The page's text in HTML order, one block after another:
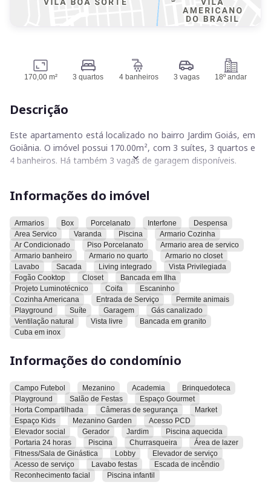
170,00 m² 3 quartos 4 banheiros 3 vagas 18º andar
Descrição
Este apartamento está localizado no bairro Jardim Goiás, em
Goiânia. O imóvel possui 170.00m², com 3 suítes, 3 quartos e
4 banheiros. Há também 3 vagas de garagem disponíveis.
armários na área de serviço, banheiro, cozinha, closet e
de cuba em inox e coifa. O imóvel também dispõe de box nos
banheiros, closet, despensa, entrada de serviço, escaninho e
fogão cooktop.
O sistema de gás é canalizado e o imóvel possui interfone,
lavabo e living integrado. A permissão para animais é
concedida. O apartamento conta com piscina, piso de
porcelanato, playground, projeto luminotécnico, sacada, suíte
e varanda. A ventilação é natural e a vista é livre.
para pessoas com deficiência, área de lazer, brinquedoteca,
elevador de serviço, elevador social, escada de incêndio,
espaço gourmet, espaço kids, sala de ginástica, gerador,
horta compartilhada, jardim, lavabo para festas, lobby,
market, mezanino, mezanino garden, piscina, piscina
aquecida, piscina infantil, playground, portaria 24 horas,
reconhecimento facial e salão de festas.
O imóvel está próximo ao Carrefour, ao Centro Cultural Oscar
Informações do imóvel
Armarios Box Porcelanato Interfone
Despensa
Area Servico
Varanda Piscina
Armario Cozinha
Ar Condicionado
Piso Porcelanato
Armario area de servico
Armario banheiro
Armario no quarto
Armario no closet
Lavabo
Sacada Living integrado
Vista Privilegiada
Fogão Cooktop
Closet
Bancada em Ilha
Projeto Luminotécnico
Coifa
Escaninho
Cozinha Americana
Entrada de Serviço
Permite animais
Playground
Suíte Garagem
Gás canalizado
Ventilação natural
Vista livre
Bancada em granito
Cuba em inox
Informações do condomínio
Campo Futebol Mezanino Academia
Brinquedoteca
Playground
Salão de Festas
Espaço Gourmet
Horta Compartilhada
Câmeras de segurança
Market
Espaço Kids
Mezanino Garden
Acesso PCD
Elevador social
Gerador Jardim
Piscina aquecida
Portaria 24 horas
Piscina Churrasqueira
Área de lazer
Fitness/Sala de Ginástica
Lobby
Elevador de serviço
Acesso de serviço
Lavabo festas
Escada de incêndio
Reconhecimento facial
Piscina infantil